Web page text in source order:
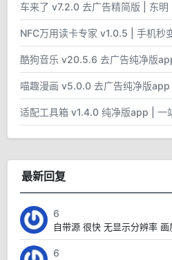
车来了 v7.2.0 去广告精简版 | 东明
NFC万用读卡专家 v1.0.5 | 手机秒
酷狗音乐 v20.5.6 去广告纯净版
喵趣漫画 v5.0.0 去广告纯净版app
适配工具箱 v1.4.0 纯净版app | 一
最新回复
6
自带源 很快 无显示分辨率 画
6